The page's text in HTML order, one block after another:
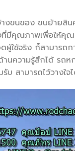
างขนของ ขนย้ายสิ
มีคุณภาพเพื่อให้คุณ
ใช้จริง ก็สามารถก
นความรู้สึกได้ รถ
บ สามารถไว้วาง